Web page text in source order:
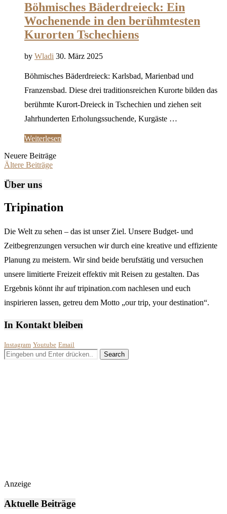
Böhmisches Bäderdreieck: Ein
Wochenende in den berühmtesten
Kurorten Tschechiens
by Wladi 30. März 2025
Böhmisches Bäderdreieck: Karlsbad, Marienbad und
Franzensbad. Diese drei traditionsreichen Kurorte bilden das
berühmte Kurort-Dreieck in Tschechien und ziehen seit
Jahrhunderten Erholungssuchende, Kurgäste …
Weiterlesen
Neuere Beiträge
Ältere Beiträge
Über uns
Tripination
Die Welt zu sehen – das ist unser Ziel. Unsere Budget- und
Zeitbegrenzungen versuchen wir durch eine kreative und effiziente
Planung zu meistern. Wir sind beide berufstätig und versuchen
unsere limitierte Freizeit effektiv mit Reisen zu gestalten. Das
Ergebnis könnt ihr auf tripination.com nachlesen und euch
inspirieren lassen, getreu dem Motto „our trip, your destination“.
In Kontakt bleiben
Instagram Youtube Email
Anzeige
Aktuelle Beiträge